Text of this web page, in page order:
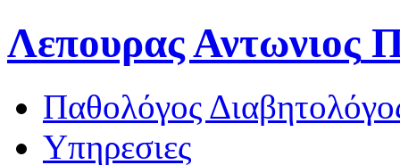
Λεπουρας Αντωνιος
Παθολόγος
Υπηρεσιες